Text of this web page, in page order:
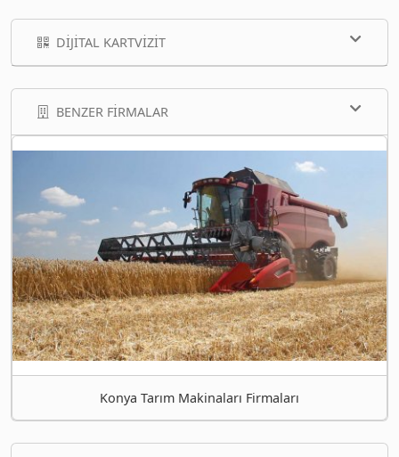
DIJITAL KARTVIZIT
BENZER FIRMALAR
Konya Tarım Makinaları Firmaları